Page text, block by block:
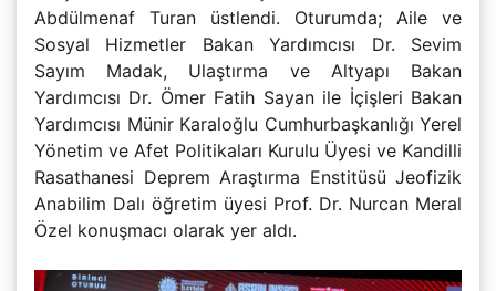
Abdülmenaf Turan üstlendi. Oturumda; Aile ve
Sosyal Hizmetler Bakan Yardımcısı Dr. Sevim
Sayım Madak, Ulaştırma ve Altyapı Bakan
Yardımcısı Dr. Ömer Fatih Sayan ile İçişleri Bakan
Yardımcısı Münir Karaloğlu Cumhurbaşkanlığı Yerel
Yönetim ve Afet Politikaları Kurulu Üyesi ve Kandilli
Rasathanesi Deprem Araştırma Enstitüsü Jeofizik
Anabilim Dalı öğretim üyesi Prof. Dr. Nurcan Meral
Özel konuşmacı olarak yer aldı.